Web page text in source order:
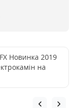
Новинка 2019
на